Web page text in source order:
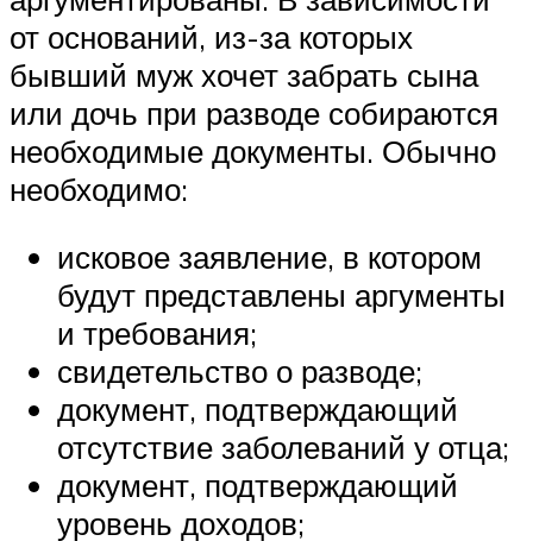
от оснований, из-за которых
бывший муж хочет забрать сына
или дочь при разводе собираются
необходимые документы. Обычно
необходимо:
исковое заявление, в котором
будут представлены аргументы
и требования;
свидетельство о разводе;
документ, подтверждающий
отсутствие заболеваний у отца;
документ, подтверждающий
уровень доходов;